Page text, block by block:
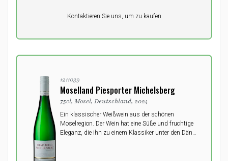
Kontaktieren Sie uns, um zu kaufen
1211039
Moselland Piesporter Michelsberg
75cl, Mosel, Deutschland, 2024
Ein klassischer Weißwein aus der schönen
Moselregion. Der Wein hat eine Süße und fruchtige
Eleganz, die ihn zu einem Klassiker unter den Dänen